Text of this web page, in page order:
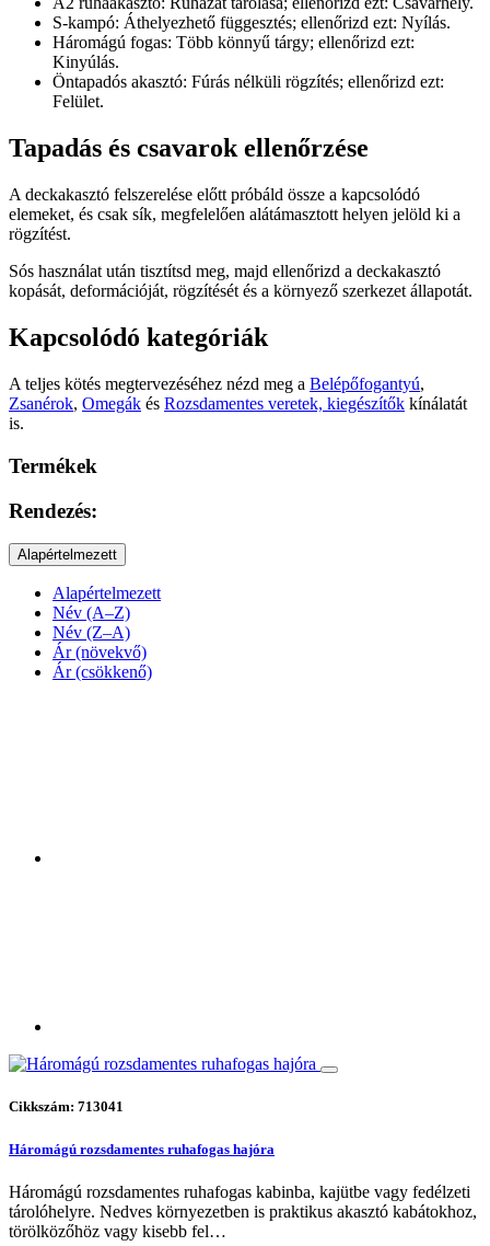
S-kampó: Áthelyezhető függesztés; ellenőrizd ezt: Nyílás.
Háromágú fogas: Több könnyű tárgy; ellenőrizd ezt:
Kinyúlás.
Öntapadós akasztó: Fúrás nélküli rögzítés; ellenőrizd ezt:
Felület.
Tapadás és csavarok ellenőrzése
A deckakasztó felszerelése előtt próbáld össze a kapcsolódó
elemeket, és csak sík, megfelelően alátámasztott helyen jelöld ki a
rögzítést.
Sós használat után tisztítsd meg, majd ellenőrizd a deckakasztó
kopását, deformációját, rögzítését és a környező szerkezet állapotát.
Kapcsolódó kategóriák
A teljes kötés megtervezéséhez nézd meg a Belépőfogantyú,
Zsanérok, Omegák és Rozsdamentes veretek, kiegészítők kínálatát
is.
Termékek
Rendezés:
Alapértelmezett
Alapértelmezett
Név (A–Z)
Név (Z–A)
Ár (növekvő)
Ár (csökkenő)
Cikkszám: 713041
Háromágú rozsdamentes ruhafogas hajóra
Háromágú rozsdamentes ruhafogas kabinba, kajütbe vagy fedélzeti
tárolóhelyre. Nedves környezetben is praktikus akasztó kabátokhoz,
törölközőhöz vagy kisebb fel…